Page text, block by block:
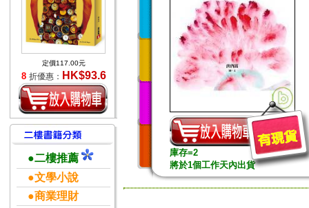
定價117.00元
8 折優惠： HK$93.6
●二樓推薦
●文學小說
●商業理財
庫存=2
將於1個工作天內出貨